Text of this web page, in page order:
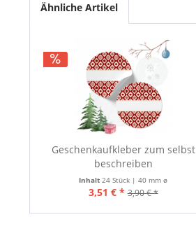
Ähnliche Artikel
Geschenkaufkleber zum selbst
beschreiben
Inhalt24 Stück | 40 mm ø
3,51 € * 3,90 € *